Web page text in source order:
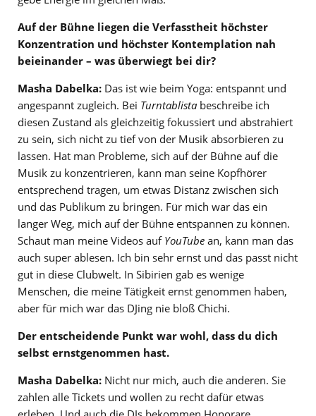
Auf der Bühne liegen die Verfasstheit höchster
Konzentration und höchster Kontemplation nah
beieinander – was überwiegt bei dir?
Masha Dabelka: Das ist wie beim Yoga: entspannt und
angespannt zugleich. Bei Turntablista beschreibe ich
diesen Zustand als gleichzeitig fokussiert und abstrahiert
zu sein, sich nicht zu tief von der Musik absorbieren zu
lassen. Hat man Probleme, sich auf der Bühne auf die
Musik zu konzentrieren, kann man seine Kopfhörer
entsprechend tragen, um etwas Distanz zwischen sich
und das Publikum zu bringen. Für mich war das ein
langer Weg, mich auf der Bühne entspannen zu können.
Schaut man meine Videos auf YouTube an, kann man das
auch super ablesen. Ich bin sehr ernst und das passt nicht
gut in diese Clubwelt. In Sibirien gab es wenige
Menschen, die meine Tätigkeit ernst genommen haben,
aber für mich war das DJing nie bloß Chichi.
Der entscheidende Punkt war wohl, dass du dich
selbst ernstgenommen hast.
Masha Dabelka: Nicht nur mich, auch die anderen. Sie
zahlen alle Tickets und wollen zu recht dafür etwas